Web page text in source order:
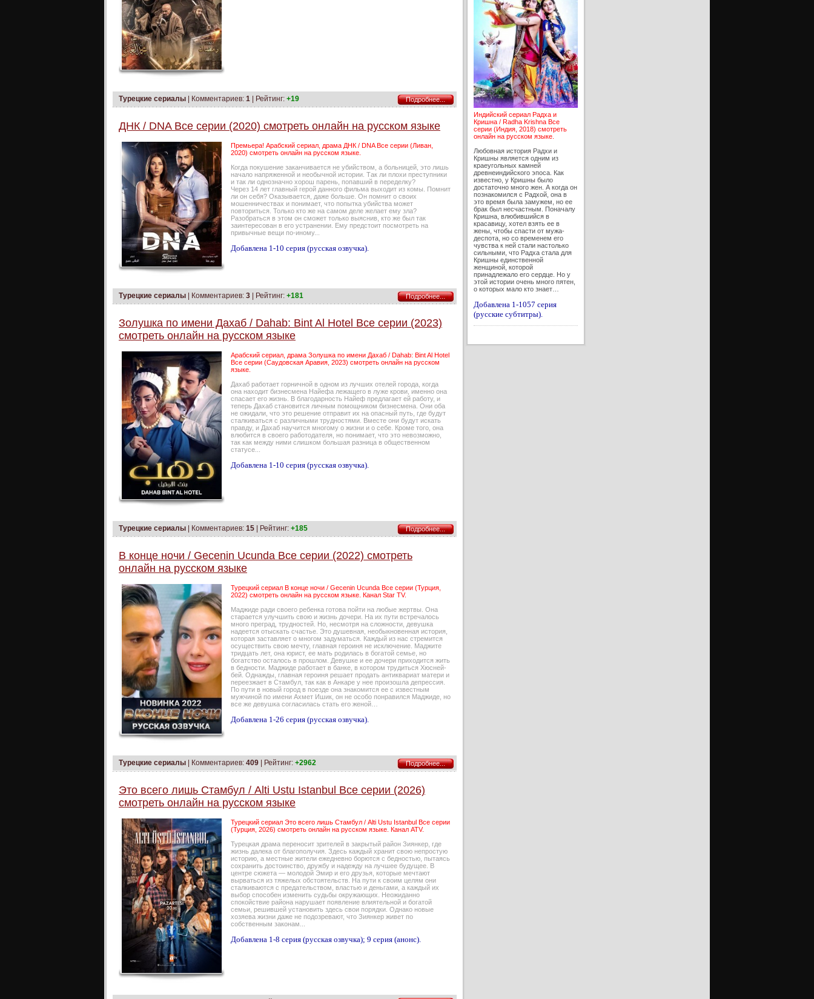
Турецкие сериалы | Комментариев: 1 | Рейтинг: +19 Подробнее...
ДНК / DNA Все серии (2020) смотреть онлайн на русском языке
Премьера! Арабский сериал, драма ДНК / DNA Все серии (Ливан,
2020) смотреть онлайн на русском языке.
Когда покушение заканчивается не убийством, а больницей, это лишь
начало напряженной и необычной истории. Так ли плохи преступники
и так ли однозначно хорош парень, попавший в переделку?
Через 14 лет главный герой данного фильма выходит из комы. Помнит
ли он себя? Оказывается, даже больше. Он помнит о своих
мошенничествах и понимает, что попытка убийства может
повториться. Только кто же на самом деле желает ему зла?
Разобраться в этом он сможет только выяснив, кто же был так
заинтересован в его устранении. Ему предстоит посмотреть на
привычные вещи по-иному...
Добавлена 1-10 серия (русская озвучка).
Турецкие сериалы Комментариев: 3 | Рейтинг: +181 Подробнее...
Золушка по имени Дахаб / Dahab: Bint Al Hotel Все серии (2023)
смотреть онлайн на русском языке
Арабский сериал, драма Золушка по имени Дахаб / Dahab: Bint Al Hotel
Все серии (Саудовская Аравия, 2023) смотреть онлайн на русском
языке.
Дахаб работает горничной в одном из лучших отелей города, когда
она находит бизнесмена Найефа лежащего в луже крови, именно она
спасает его жизнь. В благодарность Найеф предлагает ей работу, и
теперь Дахаб становится личным помощником бизнесмена. Они оба
не ожидали, что это решение отправит их на опасный путь, где будут
сталкиваться с различными трудностями. Вместе они будут искать
правду, и Дахаб научится многому о жизни и о себе. Кроме того, она
влюбится в своего работодателя, но понимает, что это невозможно,
так как между ними слишком большая разница в общественном
статусе...
Добавлена 1-10 серия (русская озвучка).
Турецкие сериалы Комментариев: 15 | Рейтинг: +185 Подробнее...
В конце ночи / Gecenin Ucunda Все серии (2022) смотреть
онлайн на русском языке
Турецкий сериал В конце ночи / Gecenin Ucunda Все серии (Турция,
2022) смотреть онлайн на русском языке. Канал Star TV.
Маджиде ради своего ребенка готова пойти на любые жертвы. Она
старается улучшить свою и жизнь дочери. На их пути встречалось
много преград, трудностей. Но, несмотря на сложности, девушка
надеется отыскать счастье. Это душевная, необыкновенная история,
которая заставляет о многом задуматься. Каждый из нас стремится
осуществить свою мечту, главная героиня не исключение. Маджите
тридцать лет, она юрист, ее мать родилась в богатой семье, но
богатство осталось в прошлом. Девушке и ее дочери приходится жить
в бедности. Маджиде работает в банке, в котором трудиться Хюсней-
бей. Однажды, главная героиня решает продать антиквариат матери и
переезжает в Стамбул, так как в Анкаре у нее произошла депрессия.
По пути в новый город в поезде она знакомится ее с известным
мужчиной по имени Ахмет Ишик, он не особо понравился Маджиде, но
все же девушка согласилась стать его женой…
Добавлена 1-26 серия (русская озвучка).
Турецкие сериалы | Комментариев: 409 | Рейтинг: +2962 Подробнее...
Это всего лишь Стамбул / Alti Ustu Istanbul Все серии (2026)
смотреть онлайн на русском языке
Турецкий сериал Это всего лишь Стамбул / Alti Ustu Istanbul Все серии
(Турция, 2026) смотреть онлайн на русском языке. Канал ATV.
Турецкая драма переносит зрителей в закрытый район Зиянкер, где
жизнь далека от благополучия. Здесь каждый хранит свою непростую
историю, а местные жители ежедневно борются с бедностью, пытаясь
сохранить достоинство, дружбу и надежду на лучшее будущее. В
центре сюжета — молодой Эмир и его друзья, которые мечтают
вырваться из тяжелых обстоятельств. На пути к своим целям они
сталкиваются с предательством, властью и деньгами, а каждый их
выбор способен изменить судьбы окружающих. Неожиданно
спокойствие района нарушает появление влиятельной и богатой
семьи, решившей установить здесь свои порядки. Однако новые
хозяева жизни даже не подозревают, что Зиянкер живет по
собственным законам...
Добавлена 1-8 серия (русская озвучка); 9 серия (анонс).
Индийский сериал Радха и
Кришна / Radha Krishna Все
серии (Индия, 2018) смотреть
онлайн на русском языке.
Любовная история Радхи и
Кришны является одним из
краеугольных камней
древнеиндийского эпоса. Как
известно, у Кришны было
достаточно много жен. А когда он
познакомился с Радхой, она в
это время была замужем, но ее
брак был несчастным. Поначалу
Кришна, влюбившийся в
красавицу, хотел взять ее в
жены, чтобы спасти от мужа-
деспота, но со временем его
чувства к ней стали настолько
сильными, что Радха стала для
Кришны единственной
женщиной, которой
принадлежало его сердце. Но у
этой истории очень много пятен,
о которых мало кто знает…
Добавлена 1-1057 серия
(русские субтитры).